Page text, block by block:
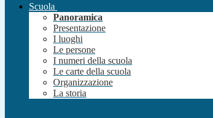
Scuola
Panoramica
Presentazione
I luoghi
Le persone
I numeri della scuola
Le carte della scuola
Organizzazione
La storia